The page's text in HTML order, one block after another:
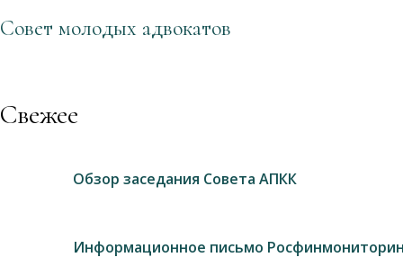
Совет молодых адвокатов
Свежее
Обзор заседания Совета АПКК
Информационное письмо